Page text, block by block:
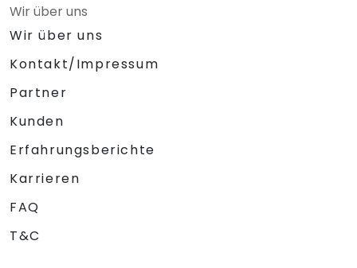
Wir über uns
Wir über uns
Kontakt/Impressum
Partner
Kunden
Erfahrungsberichte
Karrieren
FAQ
T&C